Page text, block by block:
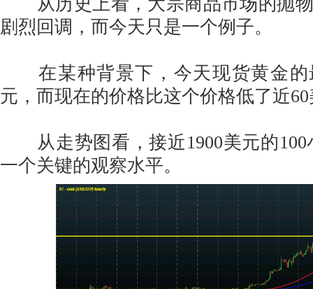
剧烈回调，而今天只是一个例子。
在某种背景下，今天现货黄金的
元，而现在的价格比这个价格低了近
从走势图看，接近1900美元的100
一个关键的观察水平。